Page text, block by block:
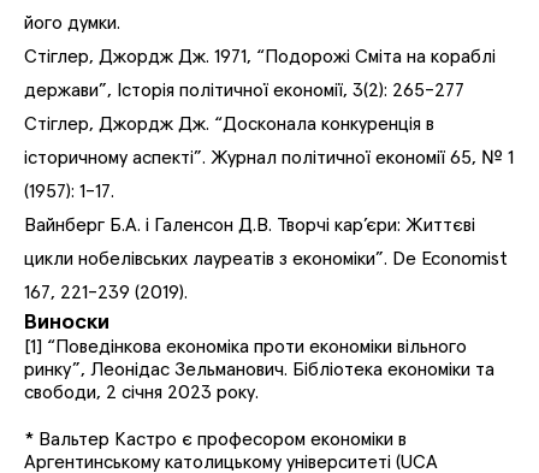
його думки.
Стіглер, Джордж Дж. 1971, “Подорожі Сміта на кораблі
держави”, Історія політичної економії, 3(2): 265-277
Стіглер, Джордж Дж. “Досконала конкуренція в
історичному аспекті”. Журнал політичної економії 65, № 1
(1957): 1-17.
Вайнберг Б.А. і Галенсон Д.В. Творчі кар’єри: Життєві
цикли нобелівських лауреатів з економіки”. De Economist
167, 221-239 (2019).
Виноски
[1] “Поведінкова економіка проти економіки вільного
ринку”, Леонідас Зельманович. Бібліотека економіки та
свободи, 2 січня 2023 року.
* Вальтер Кастро є професором економіки в
Аргентинському католицькому університеті (UCA